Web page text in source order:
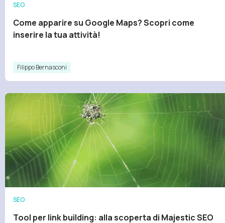
SEO
Come apparire su Google Maps? Scopri come
inserire la tua attività!
Filippo Bernasconi
SEO
Tool per link building: alla scoperta di Majestic SEO